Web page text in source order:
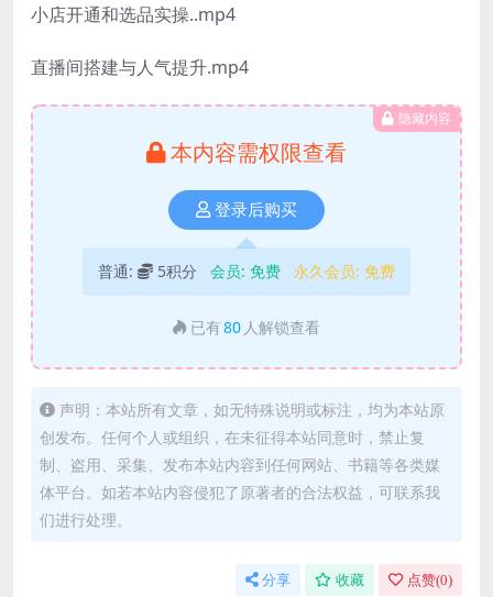
小店开通和选品实操..mp4
直播间搭建与人气提升.mp4
隐藏内容
本内容需权限查看
登录后购买
普通: 5积分 会员: 免费 永久会员: 免费
已有80 人解锁查看
声明：本站所有文章，如无特殊说明或标注，均为本站原
创发布。任何个人或组织，在未征得本站同意时，禁止复
制、盗用、采集、发布本站内容到任何网站、书籍等各类媒
体平台。如若本站内容侵犯了原著者的合法权益，可联系我
们进行处理。
分享 收藏 点赞(0)